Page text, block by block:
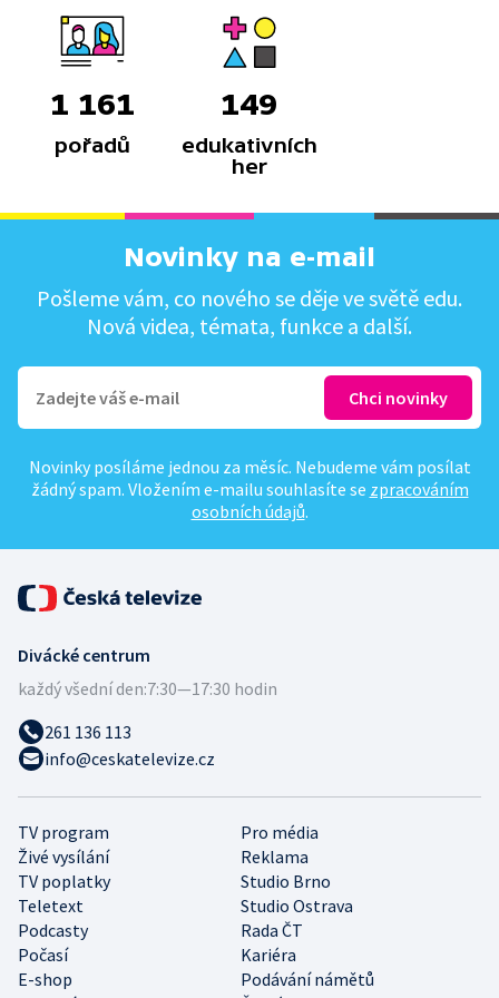
1 161
pořadů
149
edukativních
her
Novinky na e-mail
Pošleme vám, co nového se děje ve světě edu.
Nová videa, témata, funkce a další.
Novinky posíláme jednou za měsíc. Nebudeme vám posílat
žádný spam. Vložením e-mailu souhlasíte se zpracováním
osobních údajů.